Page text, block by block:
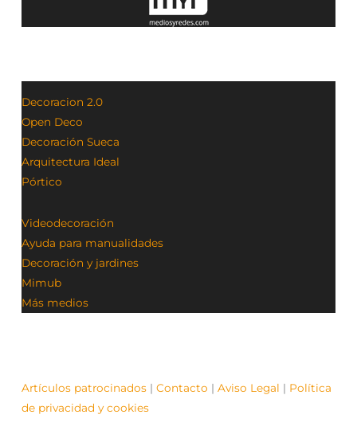
Decoracion 2.0
Open Deco
Decoración Sueca
Arquitectura Ideal
Pórtico
Videodecoración
Ayuda para manualidades
Decoración y jardines
Mimub
Más medios
Artículos patrocinados |Contacto |Aviso Legal | Política
de privacidad y cookies